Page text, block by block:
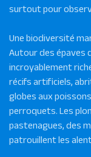
surtout pour
Une biodiversité
Autour des épaves
incroyablement
récifs artificiels,
globes aux
perroquets. Les
pastenagues, des
patrouillent les